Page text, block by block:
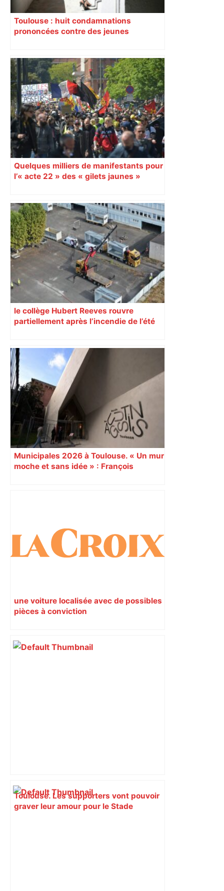
Toulouse : huit condamnations
prononcées contre des jeunes
Quelques milliers de manifestants pour
l’« acte 22 » des « gilets jaunes »
le collège Hubert Reeves rouvre
partiellement après l’incendie de l’été
Municipales 2026 à Toulouse. « Un mur
moche et sans idée » : François
une voiture localisée avec de possibles
pièces à conviction
Toulouse. Les supporters vont pouvoir
graver leur amour pour le Stade